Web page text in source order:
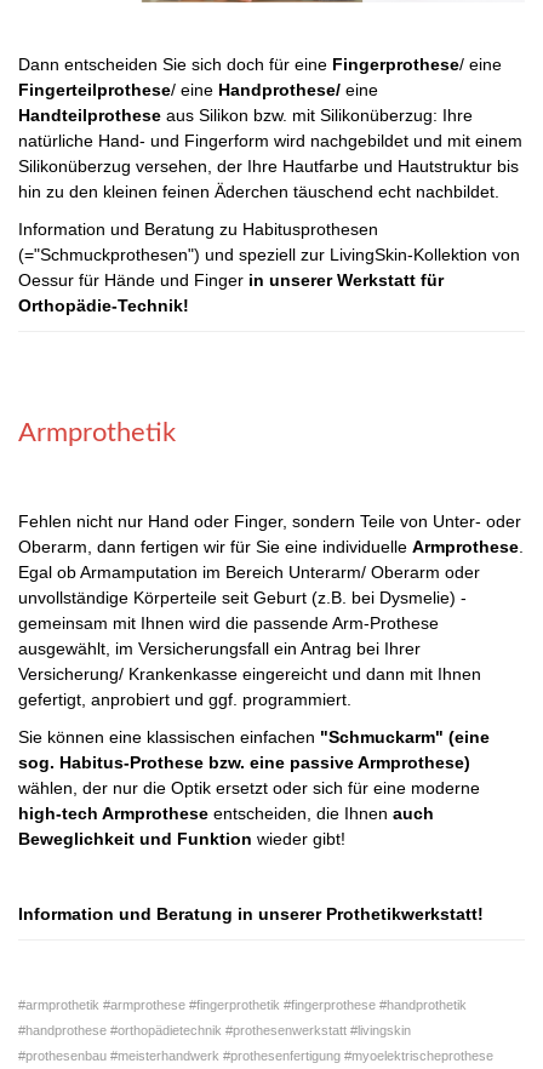
Dann entscheiden Sie sich doch für eine Fingerprothese/ eine
Fingerteilprothese/ eine Handprothese/ eine
Handteilprothese aus Silikon bzw. mit Silikonüberzug: Ihre
natürliche Hand- und Fingerform wird nachgebildet und mit einem
Silikonüberzug versehen, der Ihre Hautfarbe und Hautstruktur bis
hin zu den kleinen feinen Äderchen täuschend echt nachbildet.
Information und Beratung zu Habitusprothesen
(="Schmuckprothesen") und speziell zur LivingSkin-Kollektion von
Oessur für Hände und Finger in unserer Werkstatt für
Orthopädie-Technik!
Armprothetik
Fehlen nicht nur Hand oder Finger, sondern Teile von Unter- oder
Oberarm, dann fertigen wir für Sie eine individuelle Armprothese
Egal ob Armamputation im Bereich Unterarm/ Oberarm oder
unvollständige Körperteile seit Geburt (z.B. bei Dysmelie) -
gemeinsam mit Ihnen wird die passende Arm-Prothese
ausgewählt, im Versicherungsfall ein Antrag bei Ihrer
Versicherung/ Krankenkasse eingereicht und dann mit Ihnen
gefertigt, anprobiert und ggf. programmiert.
Sie können eine klassischen einfachen "Schmuckarm" (eine
sog. Habitus-Prothese bzw. eine passive Armprothese)
wählen, der nur die Optik ersetzt oder sich für eine moderne
high-tech Armprothese entscheiden, die Ihnen auch
Beweglichkeit und Funktion wieder gibt!
Information und Beratung in unserer Prothetikwerkstatt!
#armprothetik #armprothese #fingerprothetik #fingerprothese #handprothetik
#handprothese #orthopädietechnik #prothesenwerkstatt #livingskin
#prothesenbau #meisterhandwerk #prothesenfertigung #myoelektrischeprothese